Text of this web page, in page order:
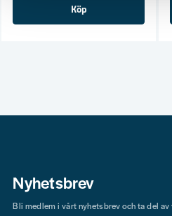
Köp
Nyhetsbrev
Bli medlem i vårt nyhetsbrev och ta del